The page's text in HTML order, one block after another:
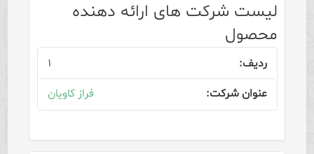
لیست شرکت های ارائه دهنده
محصول
۱
فراز کاویان